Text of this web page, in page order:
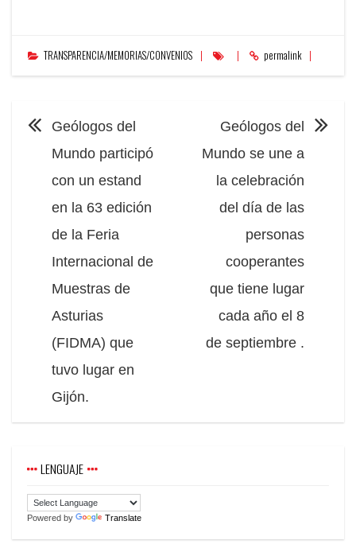
TRANSPARENCIA/MEMORIAS/CONVENIOS permalink
NAVEGACIÓN
Geólogos del
Mundo participó
con un estand
en la 63 edición
de la Feria
Internacional de
Muestras de
Asturias
(FIDMA) que
tuvo lugar en
Gijón.
Geólogos del
Mundo se une a
la celebración
del día de las
personas
cooperantes
que tiene lugar
cada año el 8
de septiembre .
LENGUAJE
Powered by Translate